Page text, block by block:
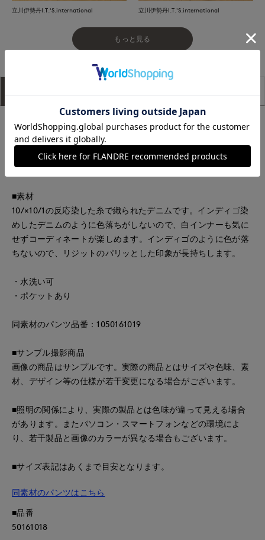
立川伊勢丹I.T.'S.international 立川伊勢丹I.T.'S.international
もっと見る
■デザイン
センタープレスがポイントのワイドデニムパンツ。カジュアル
な印象のデニムパンツにセンタープレスで立体感を入れる事
で、リッチな雰囲気をプラスしました。
■素材
10/×10/1の反応染した糸で織られたデニムです。インディゴ染
めしたデニムのように色落ちがしないので、白インナーも気に
せずコーディネートが楽しめます。インディゴのように色が落
ちないので、リジットのパリッとした印象が長持ちします。
・水洗い可
・ポケットあり
同素材のパンツ品番：1050161019
■サンプル撮影商品
画像の商品はサンプルです。実際の商品とはサイズや色味、素
材、デザイン等の仕様が若干変更になる場合がございます。
■照明の関係により、実際の製品とは色味が違って見える場合
があります。またパソコン・スマートフォンなどの環境によ
り、若干製品と画像のカラーが異なる場合もございます。
■サイズ表記はあくまで目安となります。
同素材のパンツはこちら
■品番
50161018